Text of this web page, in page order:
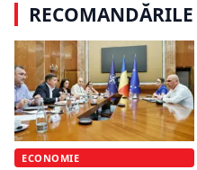
ECONOMIE